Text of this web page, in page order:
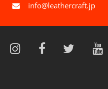
info@leathercraft.jp